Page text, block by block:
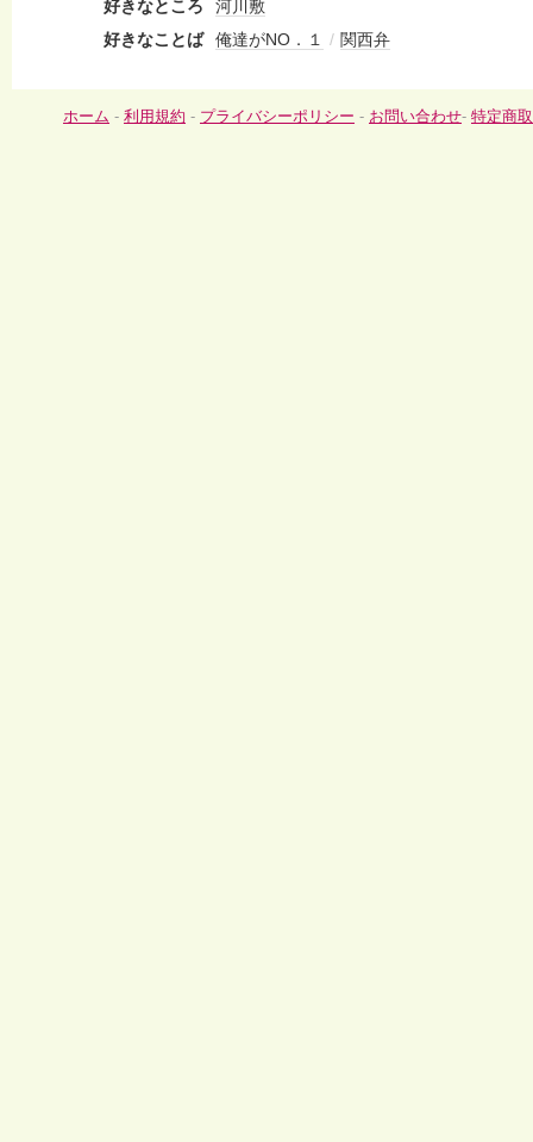
好きなところ
河川敷
好きなことば
俺達がNO．１ / 関西弁
ホーム - 利用規約 - プライバシーポリシー - お問い合わせ- 特定商